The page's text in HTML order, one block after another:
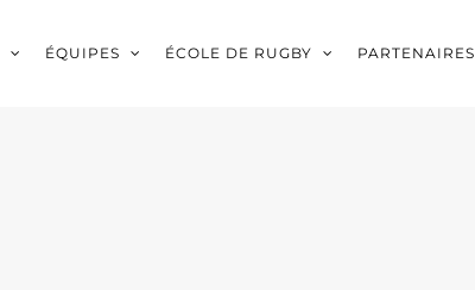
ÉQUIPES ÉCOLE DE RUGBY PARTENAIRES